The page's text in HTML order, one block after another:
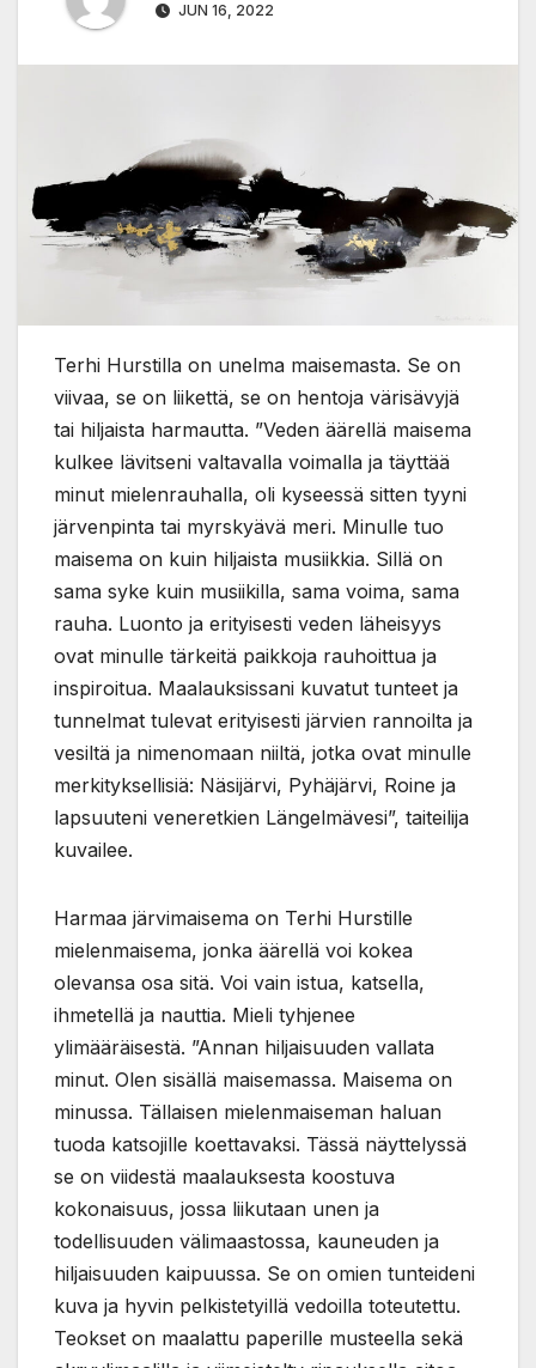
JUN 16, 2022
Terhi Hurstilla on unelma maisemasta. Se on
viivaa, se on liikettä, se on hentoja värisävyjä
tai hiljaista harmautta. ”Veden äärellä maisema
kulkee lävitseni valtavalla voimalla ja täyttää
minut mielenrauhalla, oli kyseessä sitten tyyni
järvenpinta tai myrskyävä meri. Minulle tuo
maisema on kuin hiljaista musiikkia. Sillä on
sama syke kuin musiikilla, sama voima, sama
rauha. Luonto ja erityisesti veden läheisyys
ovat minulle tärkeitä paikkoja rauhoittua ja
inspiroitua. Maalauksissani kuvatut tunteet ja
tunnelmat tulevat erityisesti järvien rannoilta ja
vesiltä ja nimenomaan niiltä, jotka ovat minulle
merkityksellisiä: Näsijärvi, Pyhäjärvi, Roine ja
lapsuuteni veneretkien Längelmävesi”, taiteilija
kuvailee.
Harmaa järvimaisema on Terhi Hurstille
mielenmaisema, jonka äärellä voi kokea
olevansa osa sitä. Voi vain istua, katsella,
ihmetellä ja nauttia. Mieli tyhjenee
ylimääräisestä. ”Annan hiljaisuuden vallata
minut. Olen sisällä maisemassa. Maisema on
minussa. Tällaisen mielenmaiseman haluan
tuoda katsojille koettavaksi. Tässä näyttelyssä
se on viidestä maalauksesta koostuva
kokonaisuus, jossa liikutaan unen ja
todellisuuden välimaastossa, kauneuden ja
hiljaisuuden kaipuussa. Se on omien tunteideni
kuva ja hyvin pelkistetyillä vedoilla toteutettu.
Teokset on maalattu paperille musteella sekä